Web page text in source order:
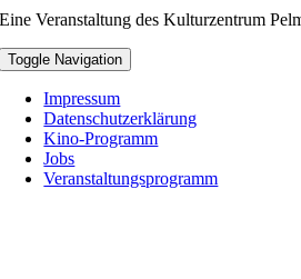
Eine Veranstaltung des Kulturzentrum
Toggle Navigation
Impressum
Datenschutzerklärung
Kino-Programm
Jobs
Veranstaltungsprogramm